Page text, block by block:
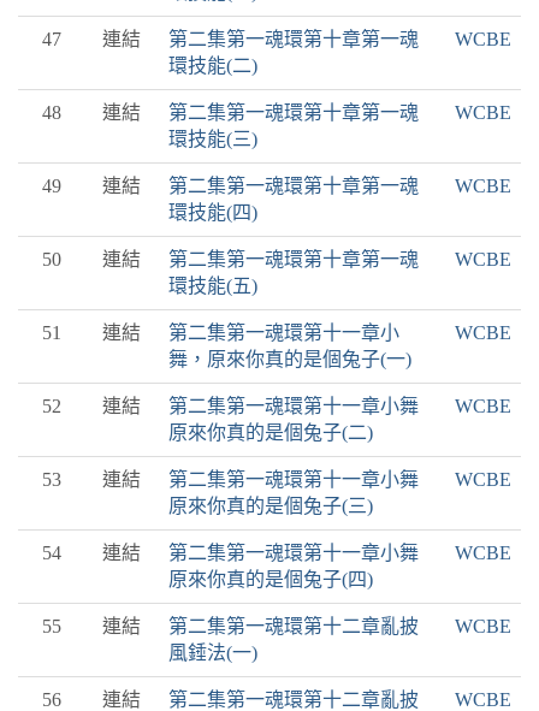
47 連結
第二集第一魂環第十章第一魂
環技能(二)
WCBE
48 連結
第二集第一魂環第十章第一魂
環技能(三)
WCBE
49 連結
第二集第一魂環第十章第一魂
環技能(四)
WCBE
50 連結
第二集第一魂環第十章第一魂
環技能(五)
WCBE
51 連結
第二集第一魂環第十一章小
舞，原來你真的是個兔子(一)
WCBE
52 連結
第二集第一魂環第十一章小舞
原來你真的是個兔子(二)
WCBE
53 連結
第二集第一魂環第十一章小舞
原來你真的是個兔子(三)
WCBE
54 連結
第二集第一魂環第十一章小舞
原來你真的是個兔子(四)
WCBE
55 連結
第二集第一魂環第十二章亂披
風錘法(一)
WCBE
56 連結
第二集第一魂環第十二章亂披
WCBE